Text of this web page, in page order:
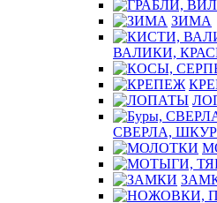
ЗИМА
ВАЛИКИ,
СВЕРЛА,